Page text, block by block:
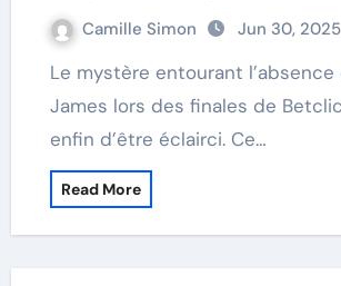
Camille Simon Jun 30, 2025
Le mystère entourant l’absence de Mike
James lors des finales de
enfin d’être éclairci. Ce…
Read More